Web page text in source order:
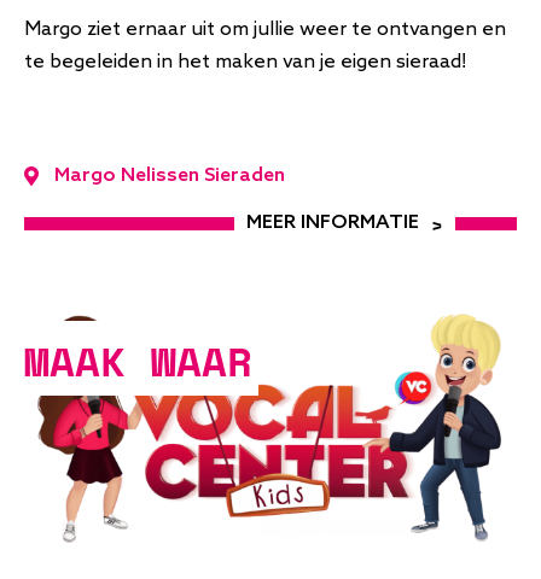
Margo ziet ernaar uit om jullie weer te ontvangen en
te begeleiden in het maken van je eigen sieraad!
Margo Nelissen Sieraden
MEER INFORMATIE
MAAK WAAR